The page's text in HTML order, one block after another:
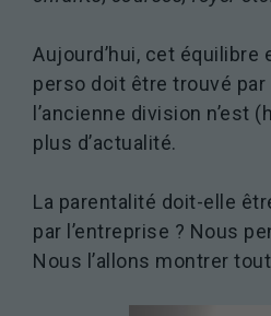
Aujourd’hui, cet équilibre
perso doit être trouvé
l’ancienne division n’est
plus d’actualité.
La parentalité doit-elle
par l’entreprise ? Nous
Nous l’allons montrer tout